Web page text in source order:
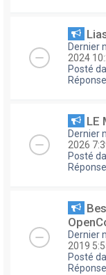
Dernier
2024
Posté
LE
Dernier
2026
Posté
Dernier
2019
Posté